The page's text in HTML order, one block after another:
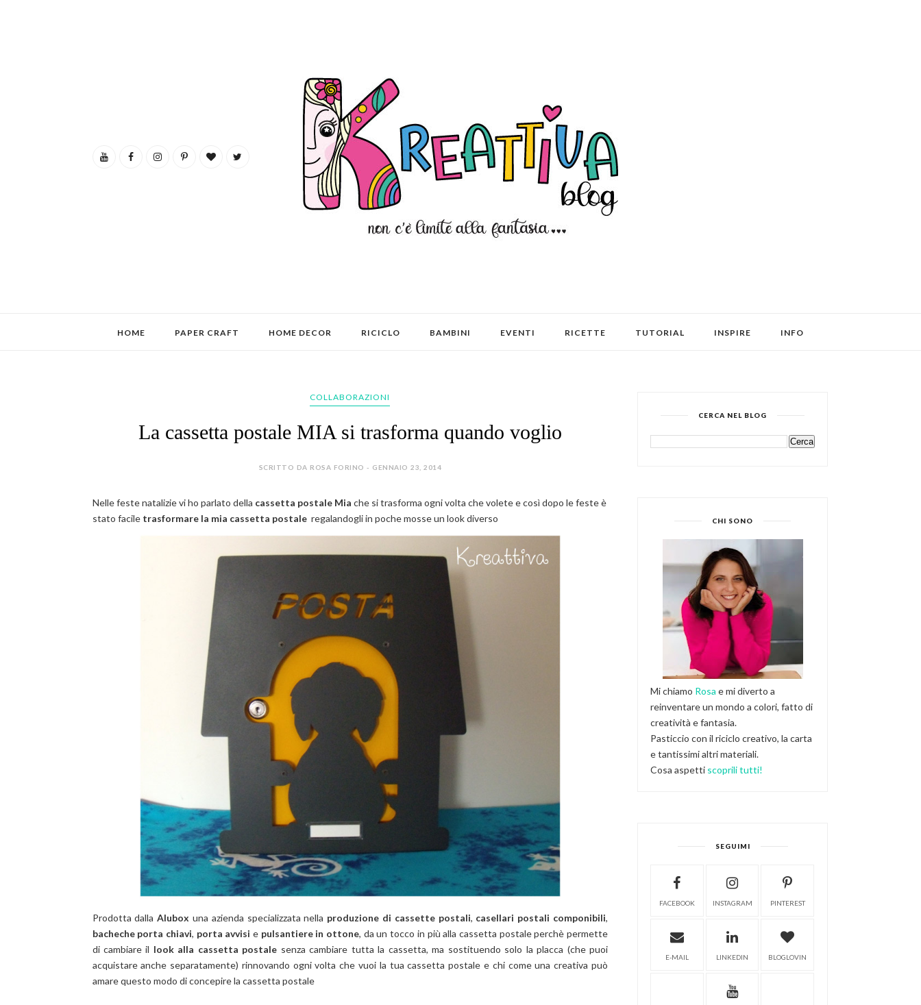
HOME PAPER CRAFT HOME DECOR RICICLO BAMBINI EVENTI RICETTE TUTORIAL INSPIRE INFO
COLLABORAZIONI
La cassetta postale MIA si trasforma quando voglio
SCRITTO DA ROSA FORINO - GENNAIO 23, 2014
Nelle feste natalizie vi ho parlato della cassetta postale Mia che si trasforma ogni volta che volete e così dopo le feste è
stato faciletrasformare la mia cassetta postaleregalandogli in poche mosse un look diverso
Prodotta dallaAlubox una azienda specializzata nella produzione di cassette postali, casellari postali componibili,
bacheche porta chiavi, porta avvisi e pulsantiere in ottone, da un tocco in più alla cassetta postale perchè permette
di cambiare il look alla cassetta postale senza cambiare tutta la cassetta, ma sostituendo solo la placca (che puoi
acquistare anche separatamente) rinnovando ogni volta che vuoi la tua cassetta postale e chi come una creativa può
amare questo modo di concepire la cassetta postale
CERCA NEL BLOG
CHI SONO
Mi chiamo Rosa e mi diverto a
reinventare un mondo a colori, fatto di
creatività e fantasia.
Pasticcio con il riciclo creativo, la carta
e tantissimi altri materiali.
Cosa aspetti scoprili tutti!
SEGUIMI
FACEBOOK INSTAGRAM PINTEREST
E-MAIL LINKEDIN BLOGLOVIN